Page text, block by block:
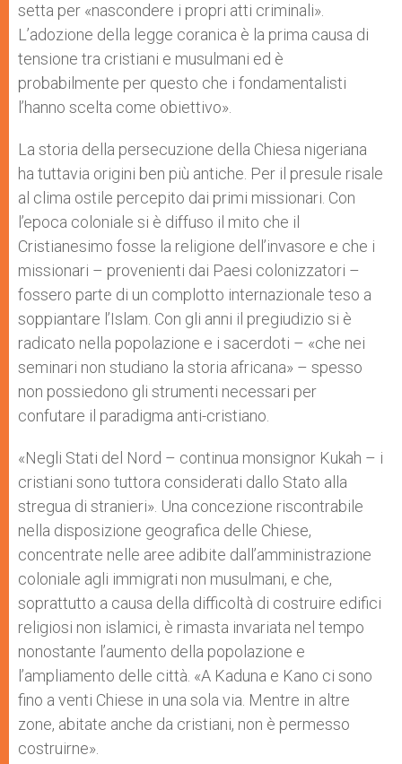
setta per «nascondere i propri atti criminali».
L’adozione della legge coranica è la prima causa di
tensione tra cristiani e musulmani ed è
probabilmente per questo che i fondamentalisti
l’hanno scelta come obiettivo».
La storia della persecuzione della Chiesa nigeriana
ha tuttavia origini ben più antiche. Per il presule risale
al clima ostile percepito dai primi missionari. Con
l’epoca coloniale si è diffuso il mito che il
Cristianesimo fosse la religione dell’invasore e che i
missionari – provenienti dai Paesi colonizzatori –
fossero parte di un complotto internazionale teso a
soppiantare l’Islam. Con gli anni il pregiudizio si è
radicato nella popolazione e i sacerdoti – «che nei
seminari non studiano la storia africana» – spesso
non possiedono gli strumenti necessari per
confutare il paradigma anti-cristiano.
«Negli Stati del Nord – continua monsignor Kukah – i
cristiani sono tuttora considerati dallo Stato alla
stregua di stranieri». Una concezione riscontrabile
nella disposizione geografica delle Chiese,
concentrate nelle aree adibite dall’amministrazione
coloniale agli immigrati non musulmani, e che,
soprattutto a causa della difficoltà di costruire edifici
religiosi non islamici, è rimasta invariata nel tempo
nonostante l’aumento della popolazione e
l’ampliamento delle città. «A Kaduna e Kano ci sono
fino a venti Chiese in una sola via. Mentre in altre
zone, abitate anche da cristiani, non è permesso
costruirne».